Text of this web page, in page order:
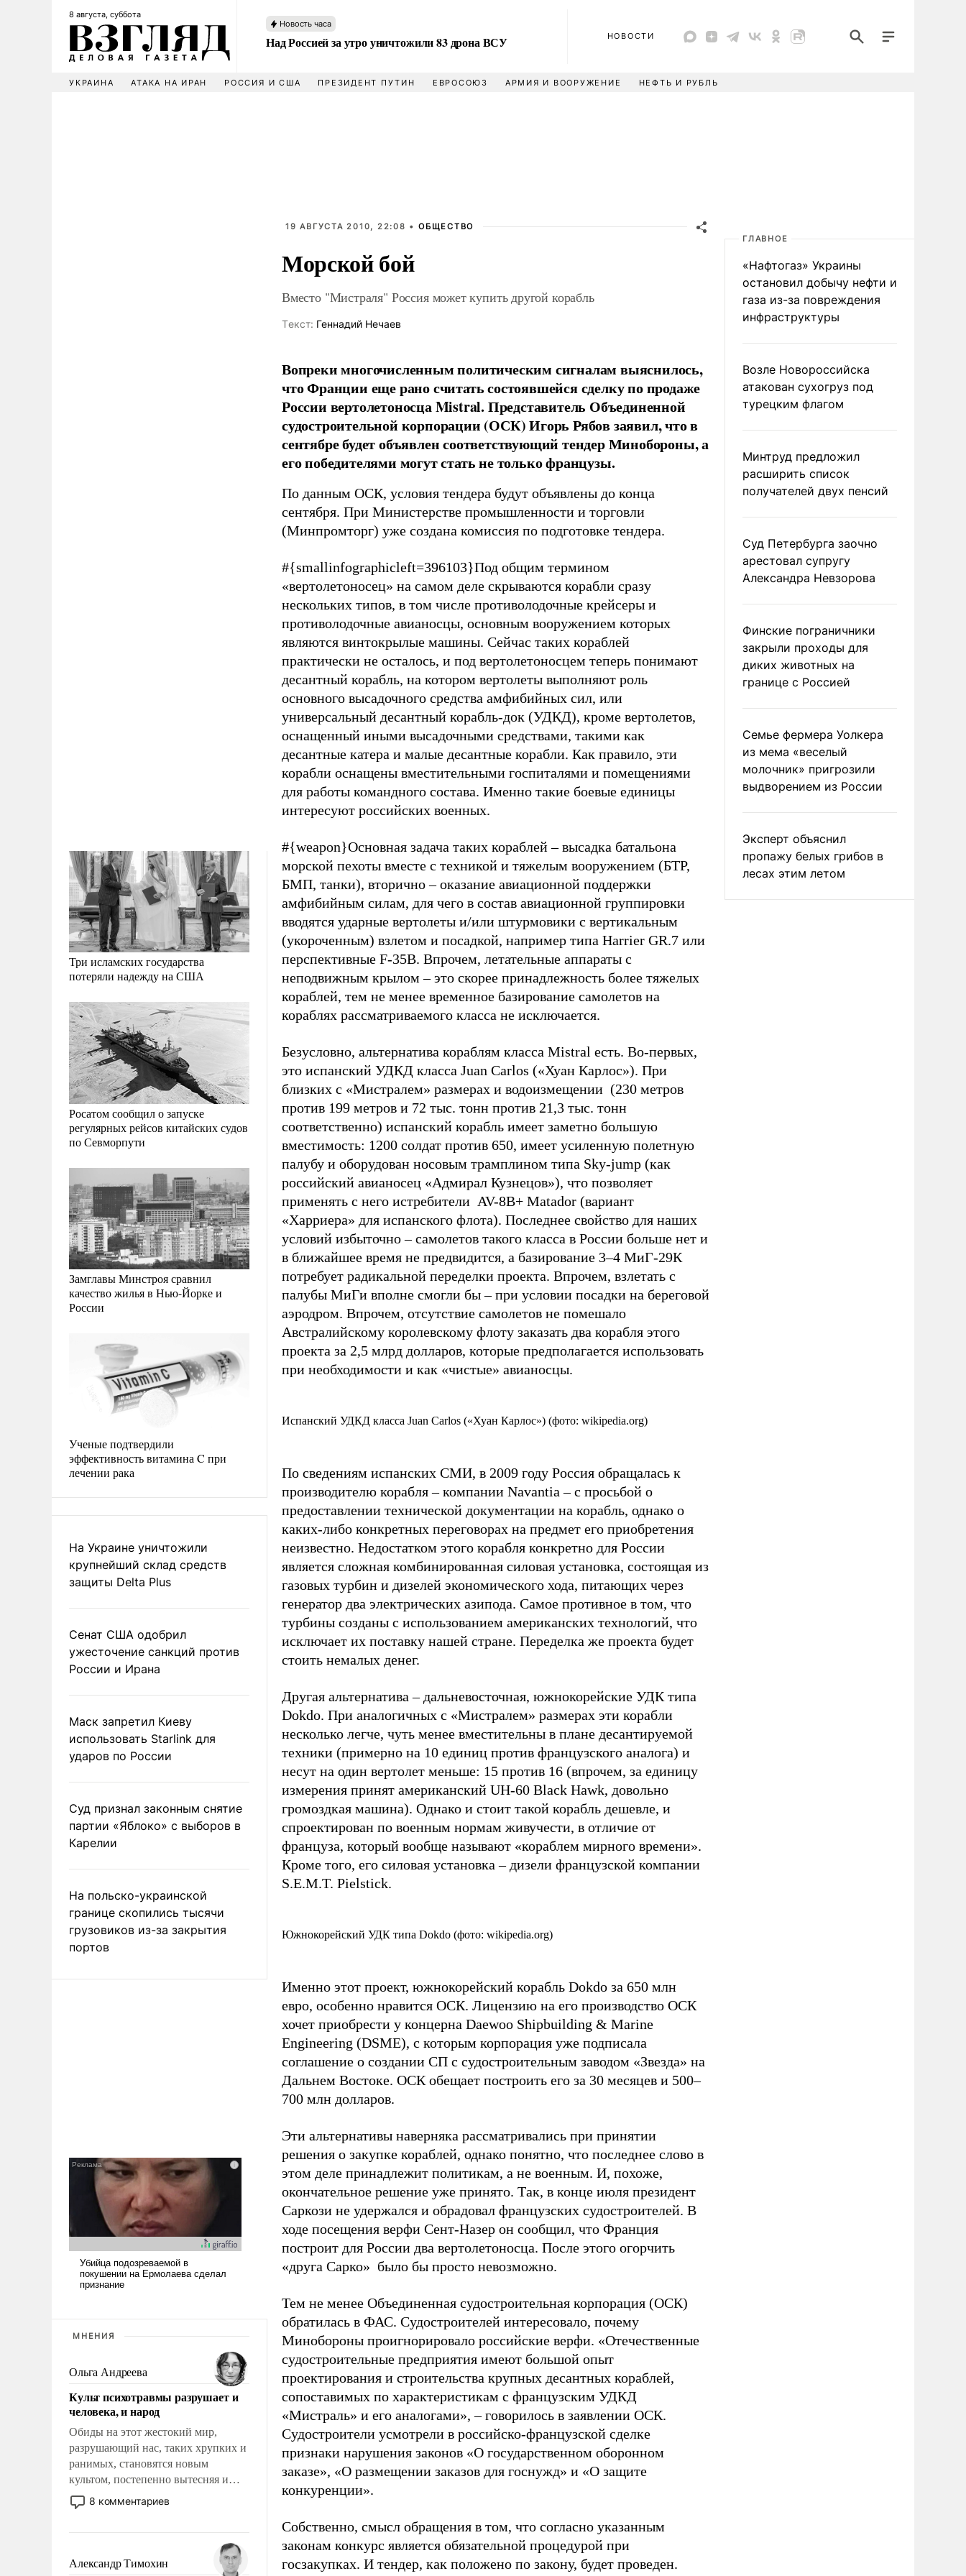
8 августа, суббота
Новость часа
Над Россией за утро уничтожили 83 дрона ВСУ НОВОСТИ
УКРАИНА АТАКА НА ИРАН РОССИЯ И США ПРЕЗИДЕНТ ПУТИН ЕВРОСОЮЗ АРМИЯ И ВООРУЖЕНИЕ НЕФТЬ И РУБЛЬ
Три исламских государства
потеряли надежду на США
Росатом сообщил о запуске
регулярных рейсов китайских судов
по Севморпути
Замглавы Минстроя сравнил
качество жилья в Нью-Йорке и
России
Ученые подтвердили
эффективность витамина C при
лечении рака
На Украине уничтожили
крупнейший склад средств
защиты Delta Plus
Сенат США одобрил
ужесточение санкций против
России и Ирана
Маск запретил Киеву
использовать Starlink для
ударов по России
Суд признал законным снятие
партии «Яблоко» с выборов в
Карелии
На польско-украинской
границе скопились тысячи
грузовиков из-за закрытия
портов
МНЕНИЯ
Ольга Андреева
Культ психотравмы разрушает и
человека, и народ
Обиды на этот жестокий мир,
разрушающий нас, таких хрупких и
ранимых, становятся новым
культом, постепенно вытесняя и
отменяя традиционное требование к
человеку – быть мужественным и
на себя ответственность, помогать
слабым, идти вперед и
8 комментариев
Александр Тимохин
19 АВГУСТА 2010, 22:08 • ОБЩЕСТВО
Морской бой
Вместо "Мистраля" Россия может купить другой корабль
Tекст: Геннадий Нечаев
Вопреки многочисленным политическим сигналам выяснилось,
что Франции еще рано считать состоявшейся сделку по продаже
России вертолетоносца Mistral. Представитель Объединенной
судостроительной корпорации (ОСК) Игорь Рябов заявил, что в
сентябре будет объявлен соответствующий тендер Минобороны, а
его победителями могут стать не только французы.
По данным ОСК, условия тендера будут объявлены до конца
сентября. При Министерстве промышленности и торговли
(Минпромторг) уже создана комиссия по подготовке тендера.
#{smallinfographicleft=396103}Под общим термином
«вертолетоносец» на самом деле скрываются корабли сразу
нескольких типов, в том числе противолодочные крейсеры и
противолодочные авианосцы, основным вооружением которых
являются винтокрылые машины. Сейчас таких кораблей
практически не осталось, и под вертолетоносцем теперь понимают
десантный корабль, на котором вертолеты выполняют роль
основного высадочного средства амфибийных сил, или
универсальный десантный корабль-док (УДКД), кроме вертолетов,
оснащенный иными высадочными средствами, такими как
десантные катера и малые десантные корабли. Как правило, эти
корабли оснащены вместительными госпиталями и помещениями
для работы командного состава. Именно такие боевые единицы
интересуют российских военных.
#{weapon}Основная задача таких кораблей – высадка батальона
морской пехоты вместе с техникой и тяжелым вооружением (БТР,
БМП, танки), вторично – оказание авиационной поддержки
амфибийным силам, для чего в состав авиационной группировки
вводятся ударные вертолеты и/или штурмовики с вертикальным
(укороченным) взлетом и посадкой, например типа Harrier GR.7 или
перспективные F-35B. Впрочем, летательные аппараты с
неподвижным крылом – это скорее принадлежность более тяжелых
кораблей, тем не менее временное базирование самолетов на
кораблях рассматриваемого класса не исключается.
Безусловно, альтернатива кораблям класса Mistral есть. Во-первых,
это испанский УДКД класса Juan Carlos («Хуан Карлос»). При
близких с «Мистралем» размерах и водоизмещении (230 метров
против 199 метров и 72 тыс. тонн против 21,3 тыс. тонн
соответственно) испанский корабль имеет заметно большую
вместимость: 1200 солдат против 650, имеет усиленную полетную
палубу и оборудован носовым трамплином типа Sky-jump (как
российский авианосец «Адмирал Кузнецов»), что позволяет
применять с него истребители AV-8B+ Matador (вариант
«Харриера» для испанского флота). Последнее свойство для наших
условий избыточно – самолетов такого класса в России больше нет и
в ближайшее время не предвидится, а базирование 3–4 МиГ-29К
потребует радикальной переделки проекта. Впрочем, взлетать с
палубы МиГи вполне смогли бы – при условии посадки на береговой
аэродром. Впрочем, отсутствие самолетов не помешало
Австралийскому королевскому флоту заказать два корабля этого
проекта за 2,5 млрд долларов, которые предполагается использовать
при необходимости и как «чистые» авианосцы.
Испанский УДКД класса Juan Carlos («Хуан Карлос») (фото: wikipedia.org)
По сведениям испанских СМИ, в 2009 году Россия обращалась к
производителю корабля – компании Navantia – с просьбой о
предоставлении технической документации на корабль, однако о
каких-либо конкретных переговорах на предмет его приобретения
неизвестно. Недостатком этого корабля конкретно для России
является сложная комбинированная силовая установка, состоящая из
газовых турбин и дизелей экономического хода, питающих через
генератор два электрических азипода. Самое противное в том, что
турбины созданы с использованием американских технологий, что
исключает их поставку нашей стране. Переделка же проекта будет
стоить немалых денег.
Другая альтернатива – дальневосточная, южнокорейские УДК типа
Dokdo. При аналогичных с «Мистралем» размерах эти корабли
несколько легче, чуть менее вместительны в плане десантируемой
техники (примерно на 10 единиц против французского аналога) и
несут на один вертолет меньше: 15 против 16 (впрочем, за единицу
измерения принят американский UH-60 Black Hawk, довольно
громоздкая машина). Однако и стоит такой корабль дешевле, и
спроектирован по военным нормам живучести, в отличие от
француза, который вообще называют «кораблем мирного времени».
Кроме того, его силовая установка – дизели французской компании
S.E.M.T. Pielstick.
Южнокорейский УДК типа Dokdo (фото: wikipedia.org)
Именно этот проект, южнокорейский корабль Dokdo за 650 млн
евро, особенно нравится ОСК. Лицензию на его производство ОСК
хочет приобрести у концерна Daewoo Shipbuilding & Marine
Engineering (DSME), с которым корпорация уже подписала
соглашение о создании СП с судостроительным заводом «Звезда» на
Дальнем Востоке. ОСК обещает построить его за 30 месяцев и 500–
700 млн долларов.
Эти альтернативы наверняка рассматривались при принятии
решения о закупке кораблей, однако понятно, что последнее слово в
этом деле принадлежит политикам, а не военным. И, похоже,
окончательное решение уже принято. Так, в конце июля президент
Саркози не удержался и обрадовал французских судостроителей. В
ходе посещения верфи Сент-Назер он сообщил, что Франция
построит для России два вертолетоносца. После этого огорчить
«друга Сарко» было бы просто невозможно.
Тем не менее Объединенная судостроительная корпорация (ОСК)
обратилась в ФАС. Судостроителей интересовало, почему
Минобороны проигнорировало российские верфи. «Отечественные
судостроительные предприятия имеют большой опыт
проектирования и строительства крупных десантных кораблей,
сопоставимых по характеристикам с французским УДКД
«Мистраль» и его аналогами», – говорилось в заявлении ОСК.
Судостроители усмотрели в российско-французской сделке
признаки нарушения законов «О государственном оборонном
заказе», «О размещении заказов для госнужд» и «О защите
конкуренции».
Собственно, смысл обращения в том, что согласно указанным
законам конкурс является обязательной процедурой при
госзакупках. И тендер, как положено по закону, будет проведен.
ГЛАВНОЕ
«Нафтогаз» Украины
остановил добычу нефти и
газа из-за повреждения
инфраструктуры
Возле Новороссийска
атакован сухогруз под
турецким флагом
Минтруд предложил
расширить список
получателей двух пенсий
Суд Петербурга заочно
арестовал супругу
Александра Невзорова
Финские пограничники
закрыли проходы для
диких животных на
границе с Россией
Семье фермера Уолкера
из мема «веселый
молочник» пригрозили
выдворением из России
Эксперт объяснил
пропажу белых грибов в
лесах этим летом